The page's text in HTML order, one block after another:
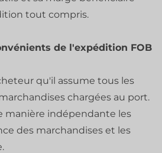
tout compris.
de l'expédition FOB
qu'il assume tous les
chargées au port.
manière indépendante les
des marchandises et les